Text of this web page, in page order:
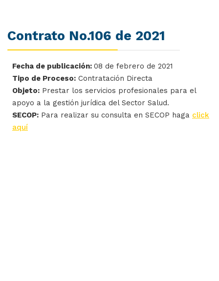
Contrato No.106 de 2021
Fecha de publicación: 08 de febrero de 2021
Tipo de Proceso: Contratación Directa
Objeto: Prestar los servicios profesionales para el
apoyo a la gestión jurídica del Sector Salud.
SECOP: Para realizar su consulta en SECOP haga click
aquí